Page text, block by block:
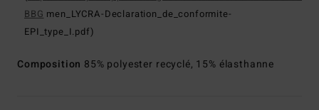
BBG men_LYCRA-Declaration_de_conformite-
EPI_type_I.pdf)
Composition 85% polyester recyclé, 15% élasthanne